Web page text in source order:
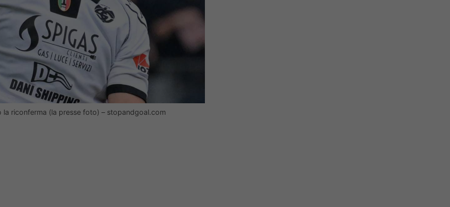
la riconferma (la presse foto) – stopandgoal.com